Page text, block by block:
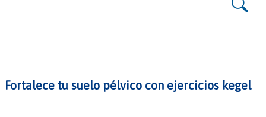
Fortalece tu suelo pélvico con ejercicios kegel